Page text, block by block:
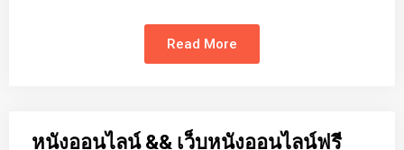
Read More
หนังออนไลน์ && เว็บหนังออนไลน์ฟรี